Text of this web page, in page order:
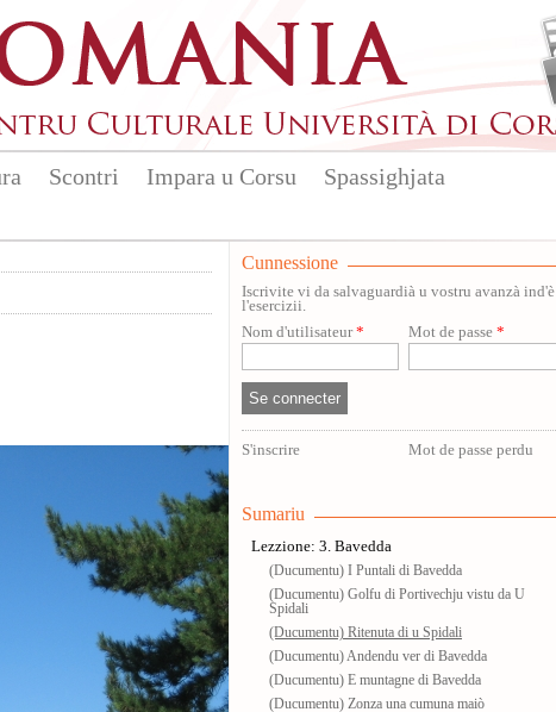
Scontri Impara u Corsu Spassighjata
Cunnessione
Iscrivite vi da salvaguardià u vostru avanzà ind'è
l'esercizii.
Nom d'utilisateur* Mot de passe *
S'inscrire Mot de passe perdu
Sumariu
Lezzione: 3. Bavedda
(Ducumentu) I Puntali di Bavedda
(Ducumentu) Golfu di Portivechju vistu da U
Spidali
(Ducumentu) Ritenuta di u Spidali
(Ducumentu) Andendu ver di Bavedda
(Ducumentu) E muntagne di Bavedda
(Ducumentu) Zonza una cumuna maiò